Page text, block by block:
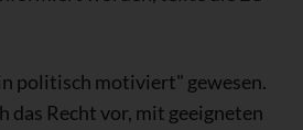
politisch motiviert" gewesen.
das Recht vor, mit geeigneten